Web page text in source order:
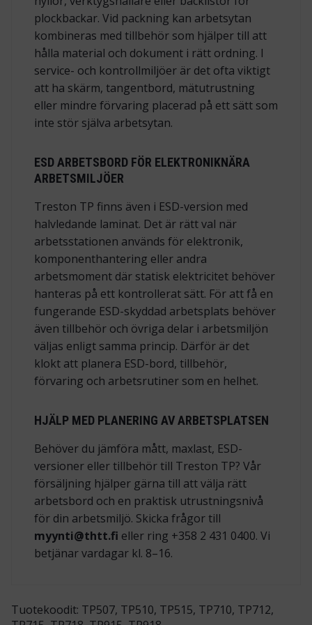
plockbackar. Vid packning kan arbetsytan
kombineras med tillbehör som hjälper till att
hålla material och dokument i rätt ordning. I
service- och kontrollmiljöer är det ofta viktigt
att ha skärm, tangentbord, mätutrustning
eller mindre förvaring placerad på ett sätt som
inte stör själva arbetsytan.
ESD ARBETSBORD FÖR ELEKTRONIKNÄRA
ARBETSMILJÖER
Treston TP finns även i ESD-version med
halvledande laminat. Det är rätt val när
arbetsstationen används för elektronik,
komponenthantering eller andra
arbetsmoment där statisk elektricitet behöver
hanteras på ett kontrollerat sätt. För att få en
fungerande ESD-skyddad arbetsplats behöver
även tillbehör och övriga delar i arbetsmiljön
väljas enligt samma princip. Därför är det
klokt att planera ESD-bord, tillbehör,
förvaring och arbetsrutiner som en helhet.
HJÄLP MED PLANERING AV ARBETSPLATSEN
Behöver du jämföra mått, maxlast, ESD-
versioner eller tillbehör till Treston TP? Vår
försäljning hjälper gärna till att välja rätt
arbetsbord och en praktisk utrustningsnivå
för din arbetsmiljö. Skicka frågor till
myynti@thtt.fi eller ring +358 2 431 0400. Vi
betjänar vardagar kl. 8–16.
Tuotekoodit: TP507, TP510, TP515, TP710, TP712,